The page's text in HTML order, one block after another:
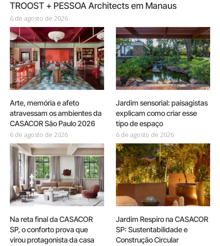
TROOST + PESSOA Architects em Manaus
6 de agosto de 2026
Arte, memória e afeto
atravessam os ambientes da
CASACOR São Paulo 2026
6 de agosto de 2026
Jardim sensorial: paisagistas
explicam como criar esse
tipo de espaço
6 de agosto de 2026
Na reta final da CASACOR
SP, o conforto prova que
virou protagonista da casa
Jardim Respiro na CASACOR
SP: Sustentabilidade e
Construção Circular